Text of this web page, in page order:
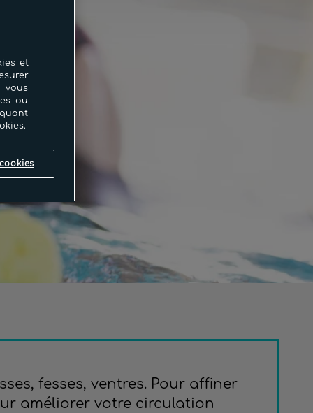
fesses, ventres. Pour affiner
améliorer votre circulation
et
vous
ou